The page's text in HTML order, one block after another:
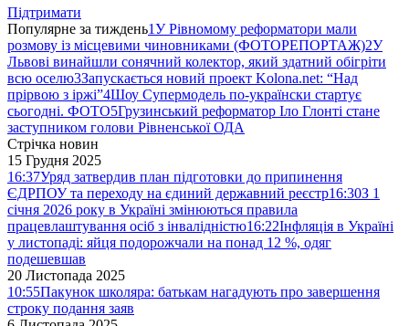
Підтримати
Популярне за тиждень1У Рівномому реформатори мали
розмову із місцевими чиновниками (ФОТОРЕПОРТАЖ)2У
Львові винайшли сонячний колектор, який здатний обігріти
всю оселю3Запускається новий проект Kolona.net: “Над
прірвою з іржі”4Шоу Супермодель по-українски стартує
сьогодні. ФОТО5Грузинський реформатор Іло Глонті стане
заступником голови Рівненської ОДА
Стрічка новин
15 Грудня 2025
16:37Уряд затвердив план підготовки до припинення
ЄДРПОУ та переходу на єдиний державний реєстр16:30З 1
січня 2026 року в Україні змінюються правила
працевлаштування осіб з інвалідністю16:22Інфляція в Україні
у листопаді: яйця подорожчали на понад 12 %, одяг
подешевшав
20 Листопада 2025
10:55Пакунок школяра: батькам нагадують про завершення
строку подання заяв